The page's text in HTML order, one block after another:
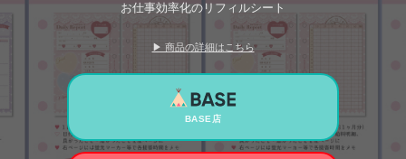
お仕事効率化のリフィルシート
▶ 商品の詳細はこちら
BASE店